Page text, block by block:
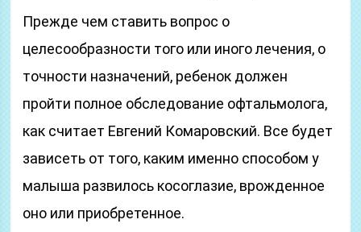
Прежде чем ставить вопрос о
целесообразности того или иного лечения, о
точности назначений, ребенок должен
пройти полное обследование офтальмолога,
как считает Евгений Комаровский. Все будет
зависеть от того, каким именно способом у
малыша развилось косоглазие, врожденное
оно или приобретенное.